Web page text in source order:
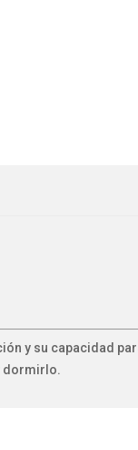
y su capacidad
dormirlo.